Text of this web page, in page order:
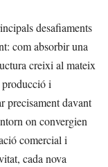
desafiaments
com absorbir una
creixi al mateix
producció i
precisament davant
on convergien
comercial i
cada nova